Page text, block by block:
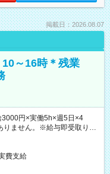
掲載日：2026.08.07
10～16時＊残業
円×実働5h×週5日×4
ません。※給与即受取りサ
費支給